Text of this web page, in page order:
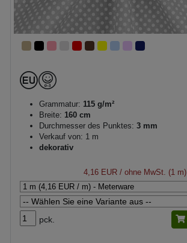
Grammatur: 115 g/m²
Breite: 160 cm
Durchmesser des Punktes: 3 mm
Verkauf von: 1 m
dekorativ
4,16 EUR/ ohne MwSt. (1 m)
pck.